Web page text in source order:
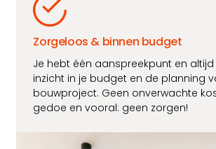
Zorgeloos & binnen budget
Je hebt één aanspreekpunt en altijd
inzicht in je budget en de planning
bouwproject. Geen onverwachte
gedoe en vooral: geen zorgen!